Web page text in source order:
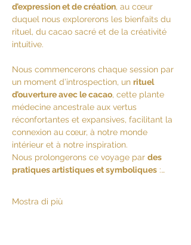
d’expression et de création, au cœur
duquel nous explorerons les bienfaits du
rituel, du cacao sacré et de la créativité
intuitive.
Nous commencerons chaque session par
un moment d’introspection, un rituel
d’ouverture avec le cacao, cette plante
médecine ancestrale aux vertus
réconfortantes et expansives, facilitant la
connexion au cœur, à notre monde
intérieur et à notre inspiration.
Nous prolongerons ce voyage par des
pratiques artistiques et symboliques :…
Mostra di più